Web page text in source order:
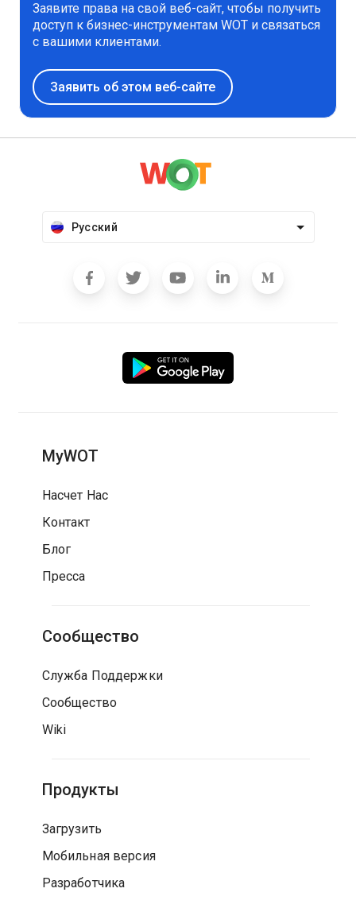
Заявите права на свой веб-сайт, чтобы получить
доступ к бизнес-инструментам WOT и связаться
с вашими клиентами.
Заявить об этом веб-сайте
Русский
MyWOT
Насчет Нас
Контакт
Блог
Пресса
Сообщество
Служба Поддержки
Сообщество
Wiki
Продукты
Загрузить
Мобильная версия
Разработчика